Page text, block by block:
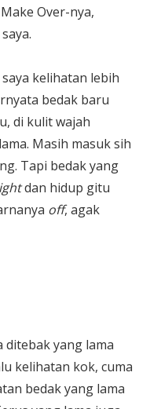
Over-nya,
kelihatan lebih
bedak baru
di kulit wajah
Masih masuk sih
Tapi bedak yang
dan hidup gitu
off, agak
ditebak yang lama
kelihatan kok, cuma
bedak yang lama